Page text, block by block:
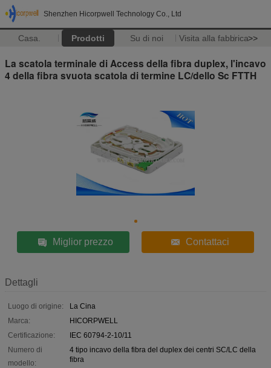
Shenzhen Hicorpwell Technology Co., Ltd
Casa. Prodotti Su di noi Visita alla fabbrica>>
La scatola terminale di Access della fibra duplex, l'incavo
4 della fibra svuota scatola di termine LC/dello Sc FTTH
Miglior prezzo Contattaci
Dettagli
Luogo di origine:
La Cina
Marca:
HICORPWELL
Certificazione:
IEC 60794-2-10/11
Numero di
modello:
4 tipo incavo della fibra del duplex dei centri SC/LC della
fibra